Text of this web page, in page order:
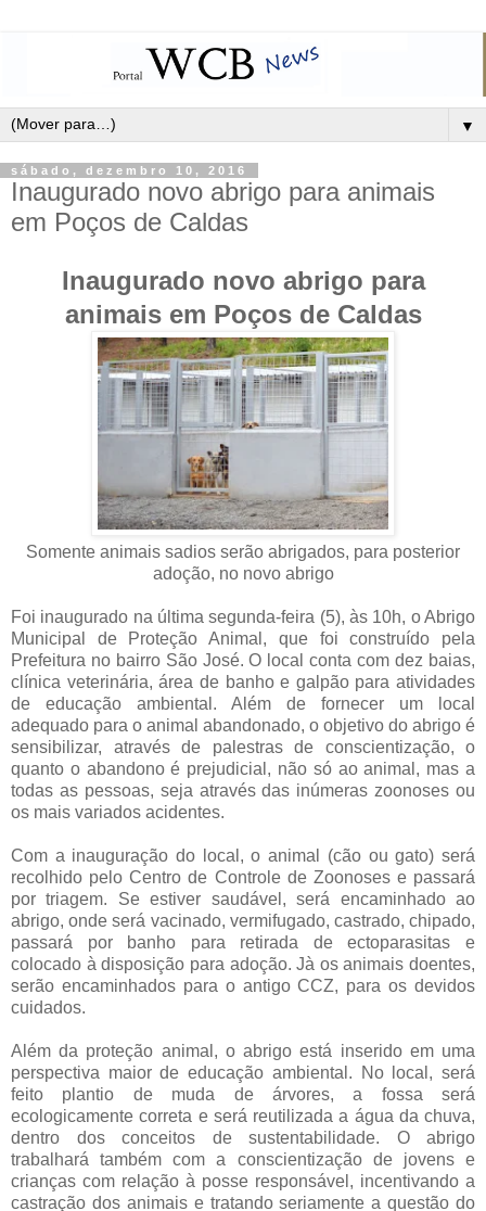
▼
sábado, dezembro 10, 2016
Inaugurado novo abrigo para animais
em Poços de Caldas
Inaugurado novo abrigo para
animais em Poços de Caldas
Somente animais sadios serão abrigados, para posterior
adoção, no novo abrigo
Foi inaugurado na última segunda-feira (5), às 10h, o Abrigo
Municipal de Proteção Animal, que foi construído pela
Prefeitura no bairro São José. O local conta com dez baias,
clínica veterinária, área de banho e galpão para atividades
de educação ambiental. Além de fornecer um local
adequado para o animal abandonado, o objetivo do abrigo é
sensibilizar, através de palestras de conscientização, o
quanto o abandono é prejudicial, não só ao animal, mas a
todas as pessoas, seja através das inúmeras zoonoses ou
os mais variados acidentes.
Com a inauguração do local, o animal (cão ou gato) será
recolhido pelo Centro de Controle de Zoonoses e passará
por triagem. Se estiver saudável, será encaminhado ao
abrigo, onde será vacinado, vermifugado, castrado, chipado,
passará por banho para retirada de ectoparasitas e
colocado à disposição para adoção. Jà os animais doentes,
serão encaminhados para o antigo CCZ, para os devidos
cuidados.
Além da proteção animal, o abrigo está inserido em uma
perspectiva maior de educação ambiental. No local, será
feito plantio de muda de árvores, a fossa será
ecologicamente correta e será reutilizada a água da chuva,
dentro dos conceitos de sustentabilidade. O abrigo
trabalhará também com a conscientização de jovens e
crianças com relação à posse responsável, incentivando a
castração dos animais e tratando seriamente a questão do